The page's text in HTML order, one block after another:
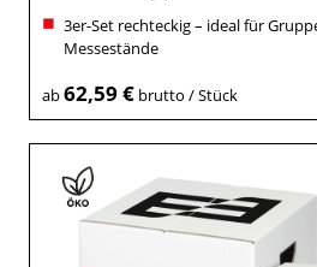
3er-Set rechteckig – ideal für
Messestände
ab62,59 €brutto / Stück